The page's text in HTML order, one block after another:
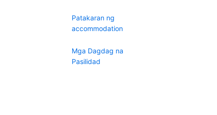
Patakaran ng
accommodation
Mga Dagdag na
Pasilidad